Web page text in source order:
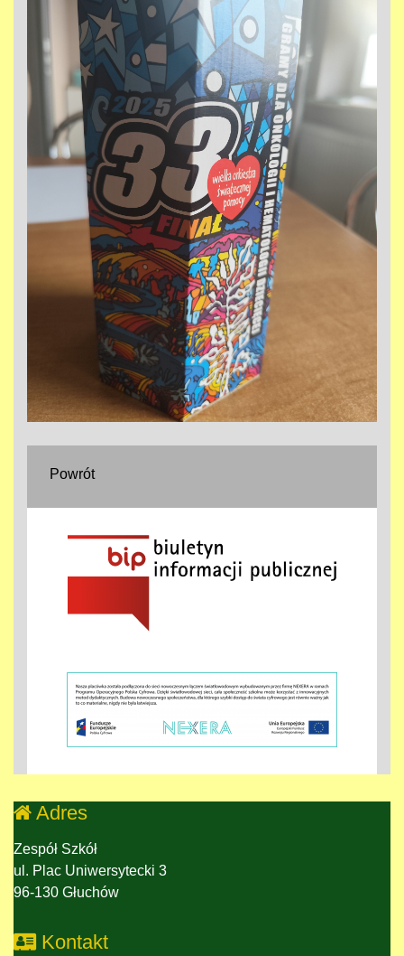
Powrót
Adres
Zespół Szkół
ul. Plac Uniwersytecki 3
96-130 Głuchów
Kontakt